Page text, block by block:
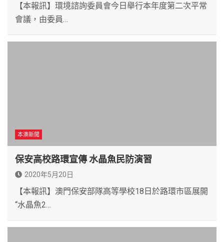
【本報訊】環境諮詢委員會今日舉行本年度第二次平常
會議，由委員…
本澳新聞
保安高校路環宣傳 水晶魚民防演習
2020年5月20日
【本報訊】澳門保安部隊高等學校18日於路環市區展開
“水晶魚2…